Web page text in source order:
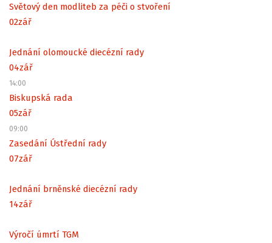
Světový den modliteb za péči o stvoření
02zář
Jednání olomoucké diecézní rady
04zář
14:00
Biskupská rada
05zář
09:00
Zasedání Ústřední rady
07zář
Jednání brněnské diecézní rady
14zář
Výročí úmrtí TGM